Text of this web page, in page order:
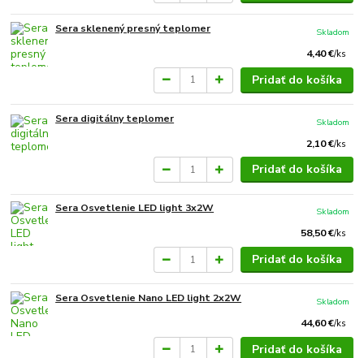
Sera sklenený presný teplomer
4,40 €/ks
Skladom
Pridať do košíka
Sera digitálny teplomer
2,10 €/ks
Skladom
Pridať do košíka
Sera Osvetlenie LED light 3x2W
58,50 €/ks
Skladom
Pridať do košíka
Sera Osvetlenie Nano LED light 2x2W
44,60 €/ks
Skladom
Pridať do košíka